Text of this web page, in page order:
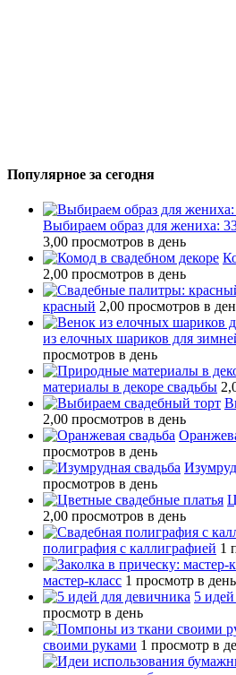
Популярное за сегодня
Выбираем образ для жениха:
3,00 просмотров в день
2,00 просмотров в день
красный 2,00 просмотров в
из елочных шариков для
просмотров в день
материалы в декоре свадьбы
2,00 просмотров в день
просмотров в день
просмотров в день
2,00 просмотров в день
полиграфия с каллиграфией 1
мастер-класс 1 просмотр в день
5
просмотр в день
своими руками 1 просмотр в